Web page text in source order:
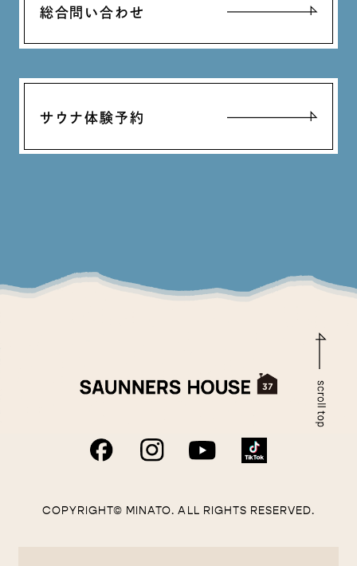
総合問い合わせ
サウナ体験予約
COPYRIGHT© MINATO. ALL RIGHTS RESERVED.